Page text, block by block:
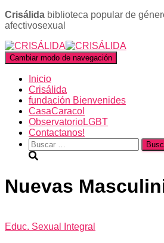
Crisálida biblioteca popular de
afectivosexual
Cambiar modo de navegación
Inicio
Crisálida
fundación Bienvenides
CasaCaracol
ObservatorioLGBT
Contactanos!
Buscar:
Nuevas
Educ. Sexual Integral